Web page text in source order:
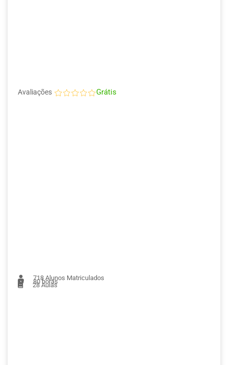
Avaliações Grátis
718 Alunos Matriculados
80 horas
28Aulas